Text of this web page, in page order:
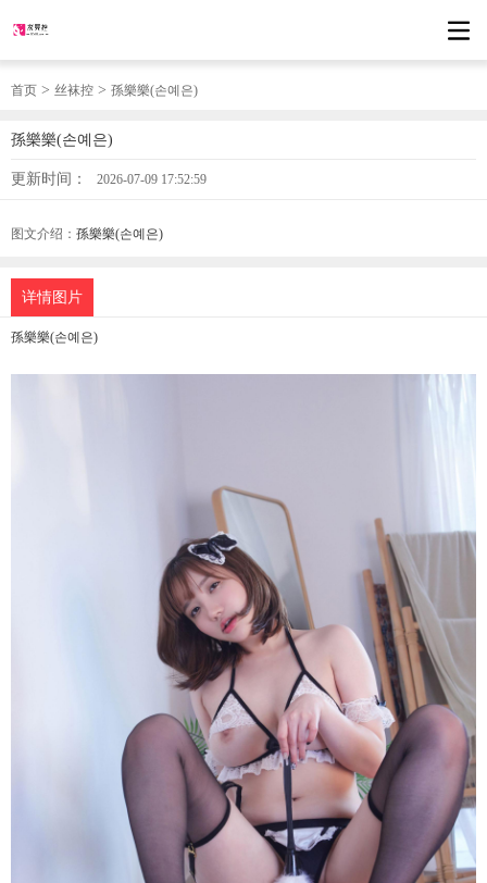
首页 > 丝袜控 > 孫樂樂(손예은)
孫樂樂(손예은)
更新时间： 2026-07-09 17:52:59
图文介绍： 孫樂樂(손예은)
详情图片
孫樂樂(손예은)